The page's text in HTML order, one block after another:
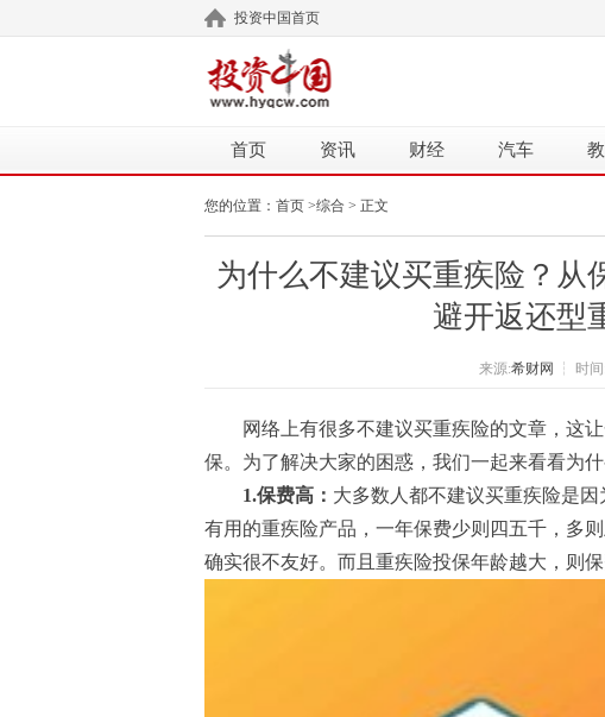
投资中国首页
首页 资讯 财经 汽车
您的位置： 首页 >综合 > 正文
为什么不建议买重疾险？从
避开返还型
来源:希财网 ┆ 时间:
网络上有很多不建议买重疾险的文章，这
保。为了解决大家的困惑，我们一起来看看为
1.保费高： 大多数人都不建议买重疾险是
有用的重疾险产品，一年保费少则四五千，多
确实很不友好。而且重疾险投保年龄越大，则